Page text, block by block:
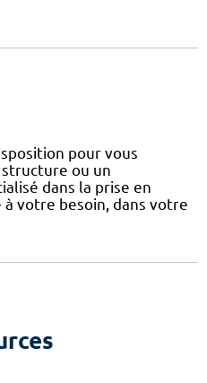
pour vous
ou un
dans la prise en
votre besoin, dans votre